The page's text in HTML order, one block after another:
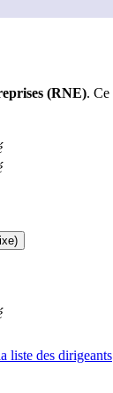
(RNE). Ce
liste des dirigeants